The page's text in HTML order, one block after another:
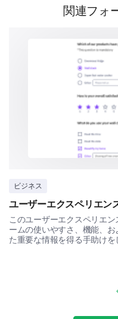
Feature B
Feature D
Which feature do
Feature A
Feature B
Feature D
Please enter your
関連フォ
ビジネス
ユーザーエクスペリエン
このユーザーエクスペリエ
ームの使いやすさ、機能、
た重要な情報を得る手助けを